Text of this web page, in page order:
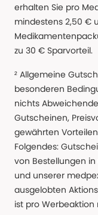
erhalten Sie pro
mindestens 2,50 €
zu 30 € Sparvorteil.
² Allgemeine
besonderen
nichts
Gutscheinen,
gewährten
Folgendes:
von Bestellungen
und unserer
ausgelobten
ist pro